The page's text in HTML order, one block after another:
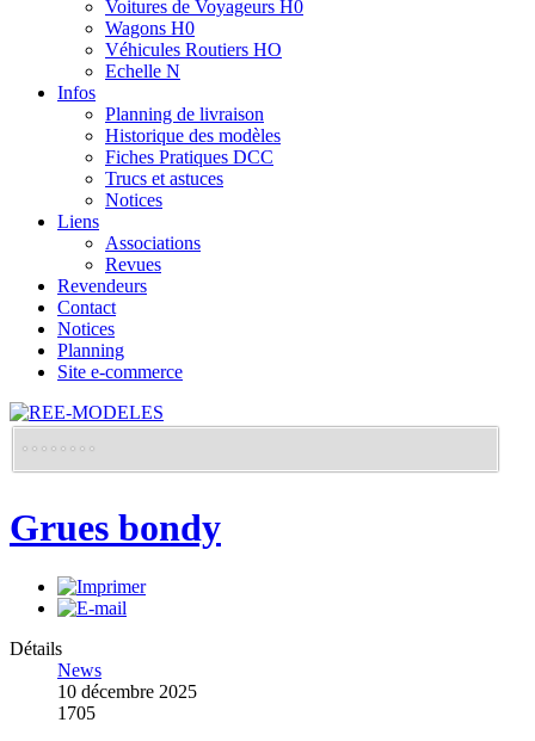
Voitures de Voyageurs H0
Wagons H0
Véhicules Routiers HO
Echelle N
Infos
Planning de livraison
Historique des modèles
Fiches Pratiques DCC
Trucs et astuces
Notices
Liens
Associations
Revues
Revendeurs
Contact
Notices
Planning
Site e-commerce
Grues bondy
Détails
News
10 décembre 2025
1705